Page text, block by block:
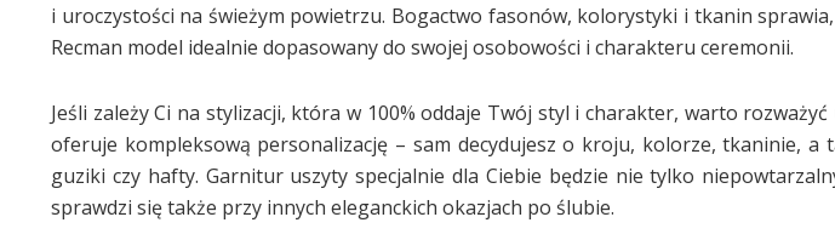
i uroczystości na świeżym powietrzu. Bogactwo fasonów, kolorystyki i tkanin
Recman model idealnie dopasowany do swojej osobowości i charakteru ceremonii.
Jeśli zależy Ci na stylizacji, która w 100% oddaje Twój styl i charakter, warto rozważyć
oferuje kompleksową personalizację – sam decydujesz o kroju, kolorze, tkaninie, a
guziki czy hafty. Garnitur uszyty specjalnie dla Ciebie będzie nie tylko
sprawdzi się także przy innych eleganckich okazjach po ślubie.